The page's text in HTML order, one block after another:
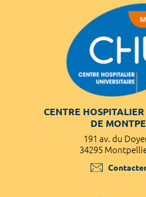
CENTRE
DE
191 av. du
34295